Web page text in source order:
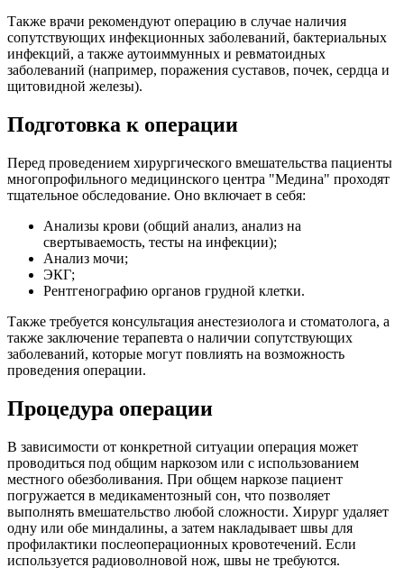
Также врачи рекомендуют операцию в случае наличия
сопутствующих инфекционных заболеваний, бактериальных
инфекций, а также аутоиммунных и ревматоидных
заболеваний (например, поражения суставов, почек, сердца и
щитовидной железы).
Подготовка к операции
Перед проведением хирургического вмешательства пациенты
многопрофильного медицинского центра "Медина" проходят
тщательное обследование. Оно включает в себя:
Анализы крови (общий анализ, анализ на
свертываемость, тесты на инфекции);
Анализ мочи;
ЭКГ;
Рентгенографию органов грудной клетки.
Также требуется консультация анестезиолога и стоматолога, а
также заключение терапевта о наличии сопутствующих
заболеваний, которые могут повлиять на возможность
проведения операции.
Процедура операции
В зависимости от конкретной ситуации операция может
проводиться под общим наркозом или с использованием
местного обезболивания. При общем наркозе пациент
погружается в медикаментозный сон, что позволяет
выполнять вмешательство любой сложности. Хирург удаляет
одну или обе миндалины, а затем накладывает швы для
профилактики послеоперационных кровотечений. Если
используется радиоволновой нож, швы не требуются.